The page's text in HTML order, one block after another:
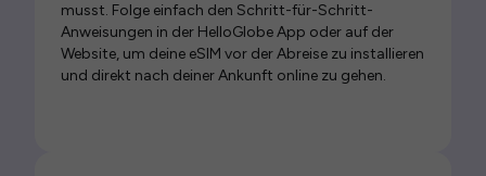
musst. Folge einfach den Schritt-für-Schritt-
Anweisungen in der HelloGlobe App oder auf der
Website, um deine eSIM vor der Abreise zu installieren
und direkt nach deiner Ankunft online zu gehen.